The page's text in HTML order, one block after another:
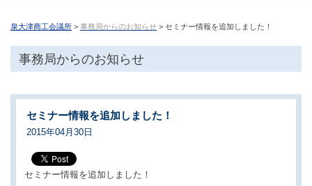
泉大津商工会議所 > 事務局からのお知らせ > セミナー情報を追加しました！
事務局からのお知らせ
セミナー情報を追加しました！
2015年04月30日
セミナー情報を追加しました！